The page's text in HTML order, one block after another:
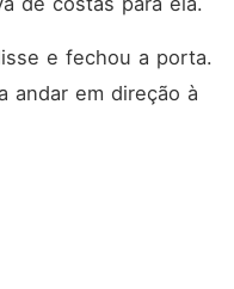
e fechou a porta.
andar em direção à